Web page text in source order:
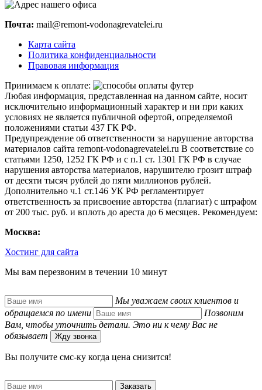
Почта: mail@remont-vodonagrevatelei.ru
Карта сайта
Политика конфиденциальности
Правовая информация
Принимаем к оплате:
Любая информация, представленная на данном сайте, носит
исключительно информационный характер и ни при каких
условиях не является публичной офертой, определяемой
положениями статьи 437 ГК РФ.
Предупреждение об ответственности за нарушение авторства
материалов сайта remont-vodonagrevatelei.ru В соответствие со
статьями 1250, 1252 ГК РФ и с п.1 ст. 1301 ГК РФ в случае
нарушения авторства материалов, нарушителю грозит штраф
от десяти тысяч рублей до пяти миллионов рублей.
Дополнительно ч.1 ст.146 УК РФ регламентирует
ответственность за присвоение авторства (плагиат) с штрафом
от 200 тыс. руб. и вплоть до ареста до 6 месяцев. Рекомендуем:
Москва:
Хостинг для сайта
Мы вам перезвоним в течении 10 минут
Мы уважаем своих клиентов и
обращаемся по имени
Позвоним
Вам, чтобы уточнить детали. Это ни к чему Вас не
обязывает
Жду звонка
Вы получите смс-ку когда цена снизится!
Заказать